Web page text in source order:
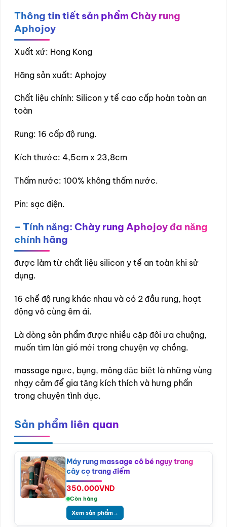
Thông tin tiết sản phẩm Chày rung
Aphojoy
Xuất xứ: Hong Kong
Hãng sản xuất: Aphojoy
Chất liệu chính: Silicon y tế cao cấp hoàn toàn an
toàn
Rung: 16 cấp độ rung.
Kích thước: 4,5cm x 23,8cm
Thấm nước: 100% không thấm nước.
Pin: sạc điện.
– Tính năng: Chày rung Aphojoy đa năng
chính hãng
được làm từ chất liệu silicon y tế an toàn khi sử
dụng.
16 chế độ rung khác nhau và có 2 đầu rung, hoạt
động vô cùng êm ái.
Là dòng sản phẩm được nhiều cặp đôi ưa chuộng,
muốn tìm làn gió mới trong chuyện vợ chồng.
massage ngực, bụng, mông đặc biệt là những vùng
nhạy cảm để gia tăng kích thích và hưng phấn
trong chuyện tình dục.
Sản phẩm liên quan
Máy rung massage cô bé ngụy trang
cây cọ trang điểm
350.000VND
Còn hàng
Xem sản phẩm→